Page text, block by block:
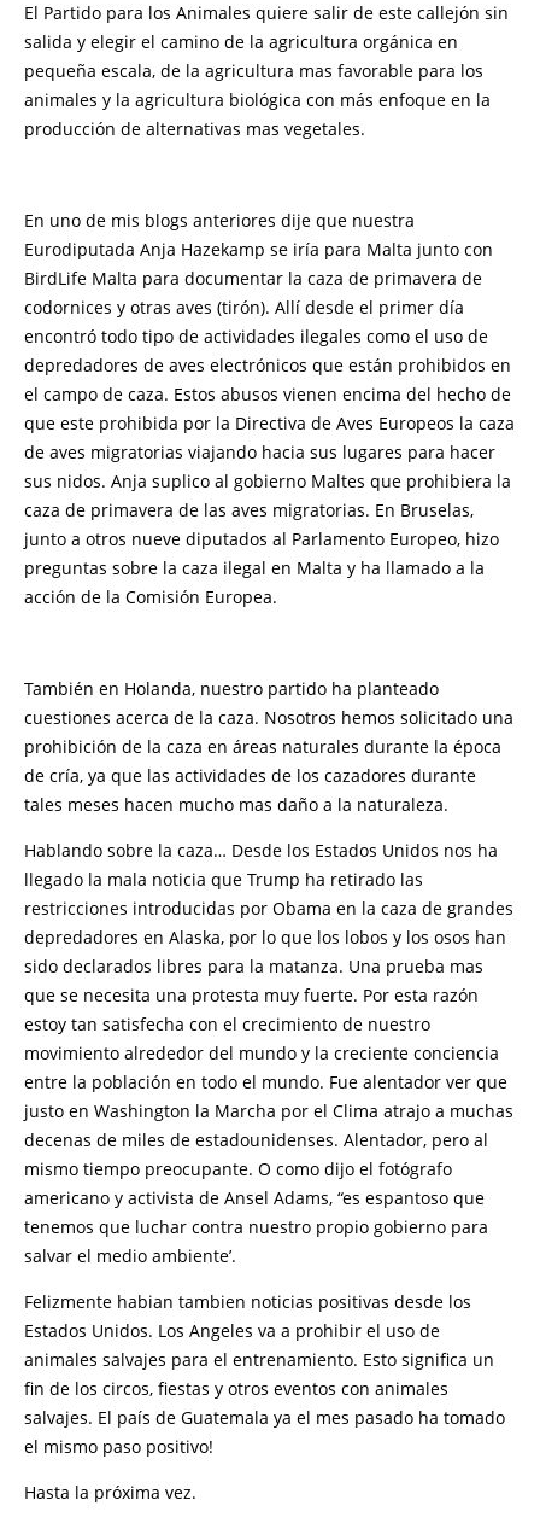
El Partido para los Animales quiere salir de este callejón sin
salida y elegir el camino de la agricultura orgánica en
pequeña escala, de la agricultura mas favorable para los
animales y la agricultura biológica con más enfoque en la
producción de alternativas mas vegetales.
En uno de mis blogs anteriores dije que nuestra
Eurodiputada Anja Hazekamp se iría para Malta junto con
BirdLife Malta para documentar la caza de primavera de
codornices y otras aves (tirón). Allí desde el primer día
encontró todo tipo de actividades ilegales como el uso de
depredadores de aves electrónicos que están prohibidos en
el campo de caza. Estos abusos vienen encima del hecho de
que este prohibida por la Directiva de Aves Europeos la caza
de aves migratorias viajando hacia sus lugares para hacer
sus nidos. Anja suplico al gobierno Maltes que prohibiera la
caza de primavera de las aves migratorias. En Bruselas,
junto a otros nueve diputados al Parlamento Europeo, hizo
preguntas sobre la caza ilegal en Malta y ha llamado a la
acción de la Comisión Europea.
También en Holanda, nuestro partido ha planteado
cuestiones acerca de la caza. Nosotros hemos solicitado una
prohibición de la caza en áreas naturales durante la época
de cría, ya que las actividades de los cazadores durante
tales meses hacen mucho mas daño a la naturaleza.
Hablando sobre la caza… Desde los Estados Unidos nos ha
llegado la mala noticia que Trump ha retirado las
restricciones introducidas por Obama en la caza de grandes
depredadores en Alaska, por lo que los lobos y los osos han
sido declarados libres para la matanza. Una prueba mas
que se necesita una protesta muy fuerte. Por esta razón
estoy tan satisfecha con el crecimiento de nuestro
movimiento alrededor del mundo y la creciente conciencia
entre la población en todo el mundo. Fue alentador ver que
justo en Washington la Marcha por el Clima atrajo a muchas
decenas de miles de estadounidenses. Alentador, pero al
mismo tiempo preocupante. O como dijo el fotógrafo
americano y activista de Ansel Adams, “es espantoso que
tenemos que luchar contra nuestro propio gobierno para
salvar el medio ambiente’.
Felizmente habian tambien noticias positivas desde los
Estados Unidos. Los Angeles va a prohibir el uso de
animales salvajes para el entrenamiento. Esto significa un
fin de los circos, fiestas y otros eventos con animales
salvajes. El país de Guatemala ya el mes pasado ha tomado
el mismo paso positivo!
Hasta la próxima vez.